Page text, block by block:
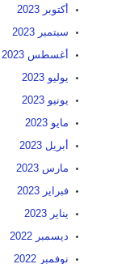
أكتوبر 2023
سبتمبر 2023
أغسطس 2023
يوليو 2023
يونيو 2023
مايو 2023
أبريل 2023
مارس 2023
فبراير 2023
يناير 2023
ديسمبر 2022
نوفمبر 2022